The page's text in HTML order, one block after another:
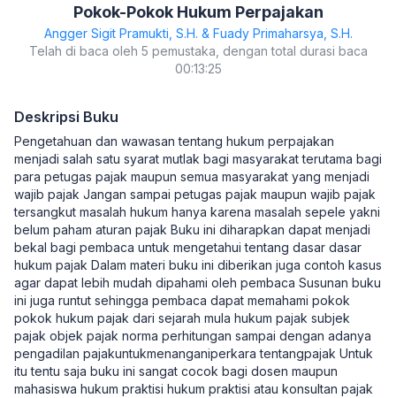
Pokok-Pokok Hukum Perpajakan
Angger Sigit Pramukti, S.H. & Fuady Primaharsya, S.H.
Telah di baca oleh 5 pemustaka, dengan total durasi baca
00:13:25
Deskripsi Buku
Pengetahuan dan wawasan tentang hukum perpajakan
menjadi salah satu syarat mutlak bagi masyarakat terutama bagi
para petugas pajak maupun semua masyarakat yang menjadi
wajib pajak Jangan sampai petugas pajak maupun wajib pajak
tersangkut masalah hukum hanya karena masalah sepele yakni
belum paham aturan pajak Buku ini diharapkan dapat menjadi
bekal bagi pembaca untuk mengetahui tentang dasar dasar
hukum pajak Dalam materi buku ini diberikan juga contoh kasus
agar dapat lebih mudah dipahami oleh pembaca Susunan buku
ini juga runtut sehingga pembaca dapat memahami pokok
pokok hukum pajak dari sejarah mula hukum pajak subjek
pajak objek pajak norma perhitungan sampai dengan adanya
pengadilan pajakuntukmenanganiperkara tentangpajak Untuk
itu tentu saja buku ini sangat cocok bagi dosen maupun
mahasiswa hukum praktisi hukum praktisi atau konsultan pajak